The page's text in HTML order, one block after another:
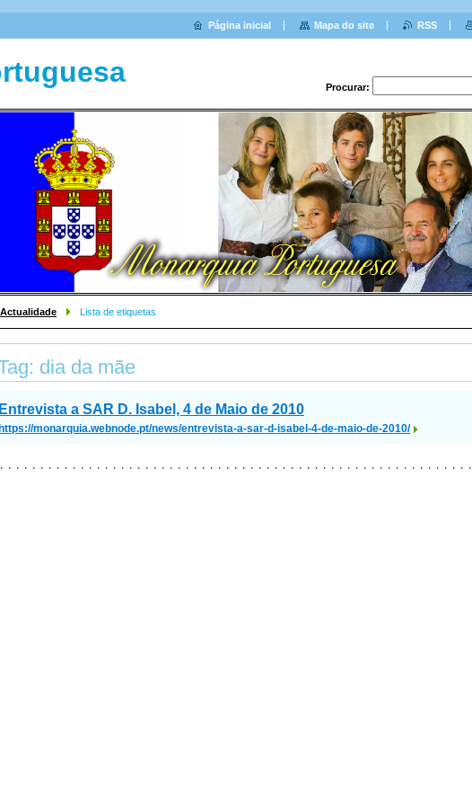
Procurar:
Actualidade Lista de etiquetas
dia da mãe
Entrevista a SAR D. Isabel, 4 de Maio de 2010
https://monarquia.webnode.pt/news/entrevista-a-sar-d-isabel-4-de-maio-de-2010/
Página inicial Mapa do site RSS